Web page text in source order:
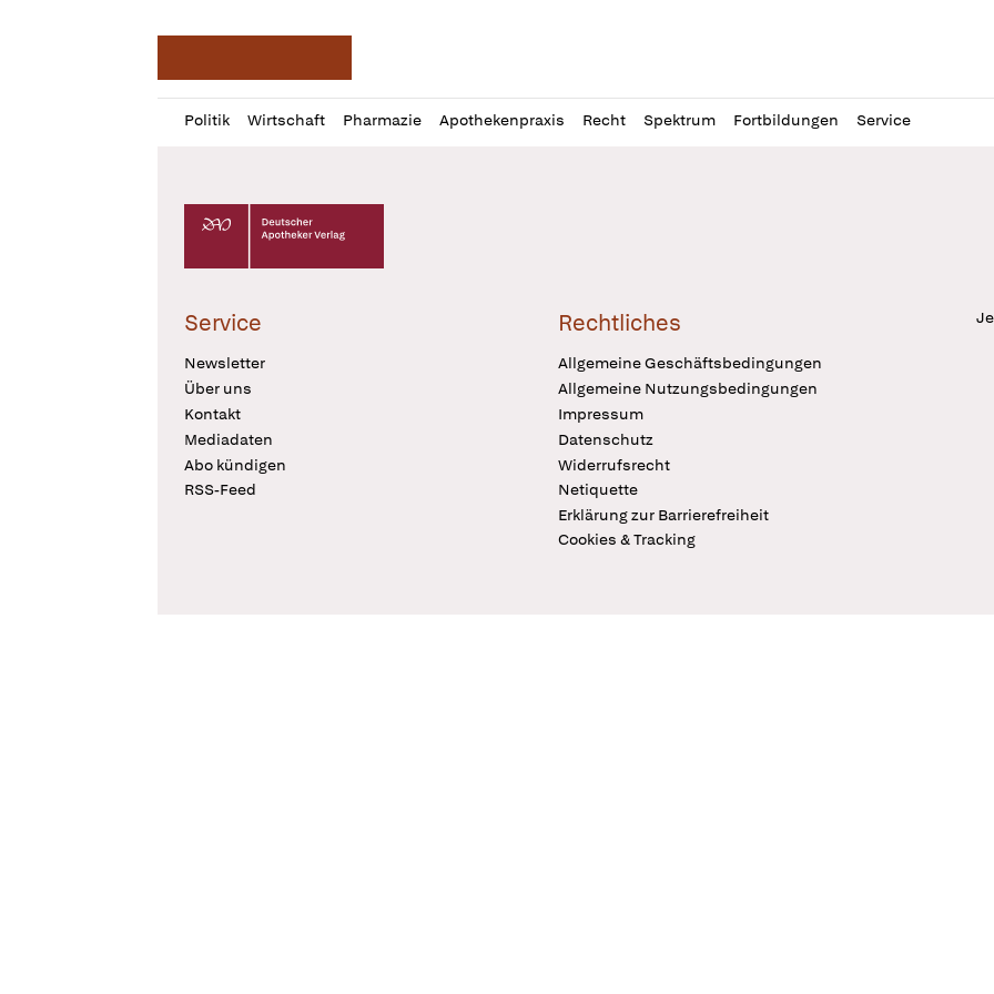
Politik Wirtschaft Pharmazie Apothekenpraxis Recht Spektrum Fortbildungen Service
Profil
öffnen
Daz
Pur
Deutscher Apotheker Verlag Logo
Service
Newsletter
Über uns
Kontakt
Mediadaten
Abo kündigen
RSS-Feed
Rechtliches
Allgemeine Geschäftsbedingungen
Allgemeine Nutzungsbedingungen
Impressum
Datenschutz
Widerrufsrecht
Netiquette
Erklärung zur Barrierefreiheit
Cookies & Tracking